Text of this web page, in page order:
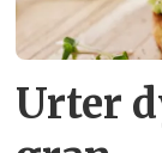
Urter